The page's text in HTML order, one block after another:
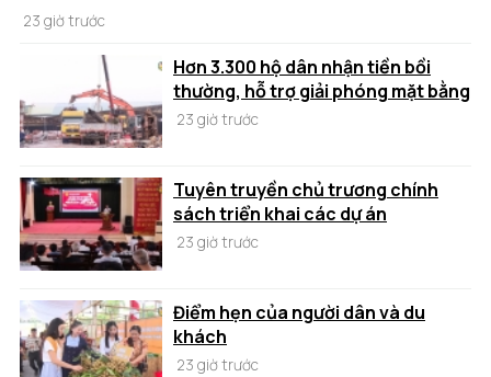
23 giờ trước
Hơn 3.300 hộ dân nhận tiền bồi
thường, hỗ trợ giải phóng mặt bằng
23 giờ trước
Tuyên truyền chủ trương chính
sách triển khai các dự án
23 giờ trước
Điểm hẹn của người dân và du
khách
23 giờ trước